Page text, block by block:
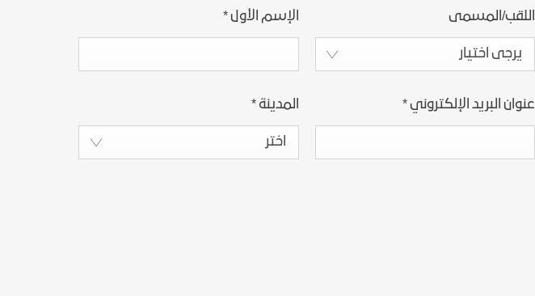
اللقب/المسمى
يرجى اختيار
الإسم الأول*
عنوان البريد الإلكتروني* المدينة*
اختر